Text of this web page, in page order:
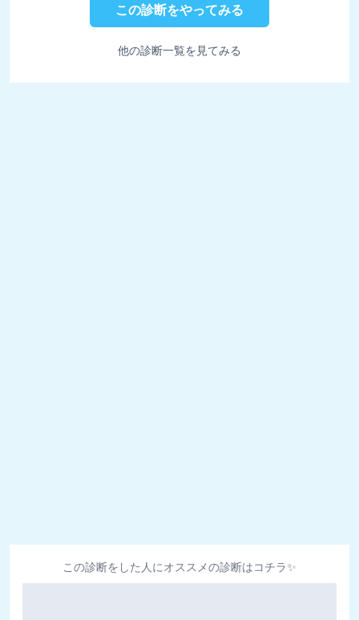
この診断をやってみる
他の診断一覧を見てみる
この診断をした人にオススメの診断はコチラ✨